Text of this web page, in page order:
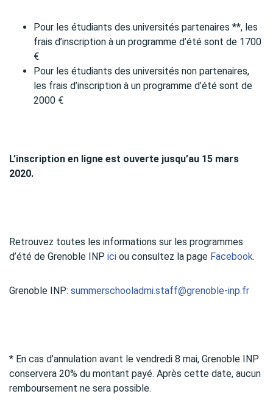
Pour les étudiants des universités partenaires **, les
frais d’inscription à un programme d’été sont de 1700
€
Pour les étudiants des universités non partenaires,
les frais d’inscription à un programme d’été sont de
2000 €
L’inscription en ligne est ouverte jusqu’au 15 mars
2020.
Retrouvez toutes les informations sur les programmes
d’été de Grenoble INP ici ou consultez la page Facebook.
Grenoble INP: summerschooladmi.staff@grenoble-inp.fr
* En cas d’annulation avant le vendredi 8 mai, Grenoble INP
conservera 20% du montant payé. Après cette date, aucun
remboursement ne sera possible.